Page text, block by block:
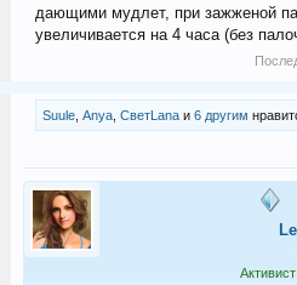
дающими мудлет, при зажженой
увеличивается на 4 часа (без
Suule, Anya, СветLanaи 6 другим